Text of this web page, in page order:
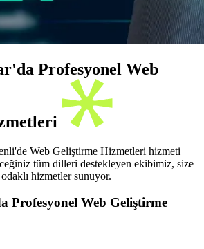
Profesyonel Web
Web Geliştirme Hizmetleri hizmeti
tüm dilleri destekleyen ekibimiz, size
hizmetler sunuyor.
Profesyonel Web Geliştirme